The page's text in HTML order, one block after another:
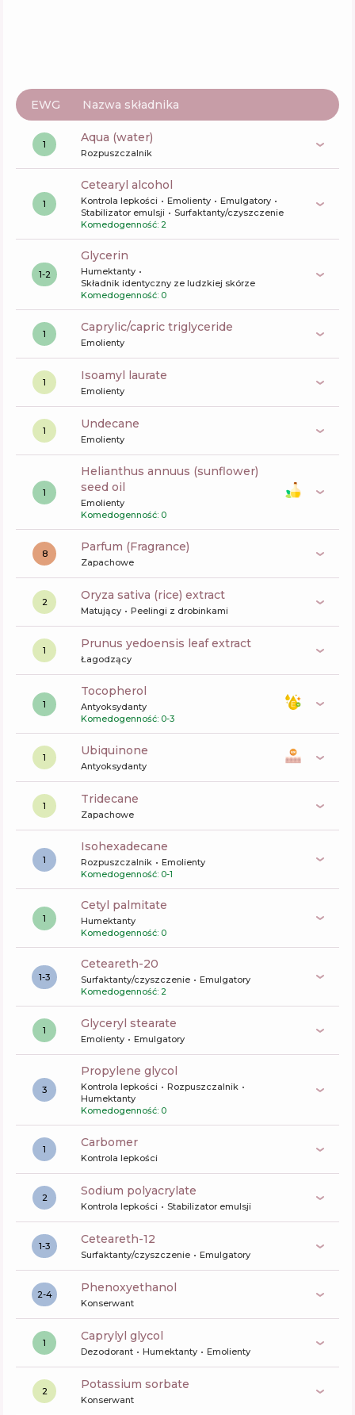
EWG Nazwa składnika
1 aqua (water)
Rozpuszczalnik
1
cetearyl alcohol
Kontrola lepkości Emolienty
Emulgatory
Stabilizator emulsji
Surfaktanty/czyszczenie
Komedogenność: 2
1-2
glycerin
Humektanty
Składnik identyczny ze ludzkiej skórze
Komedogenność: 0
1 caprylic/capric triglyceride
Emolienty
1 isoamyl laurate
Emolienty
1 undecane
Emolienty
1
helianthus annuus (sunflower)
seed oil
Emolienty
Komedogenność: 0
8 Parfum (Fragrance)
Zapachowe
2 oryza sativa (rice) extract
Matujący Peelingi z drobinkami
1 prunus yedoensis leaf extract
Łagodzący
1
tocopherol
Antyoksydanty
Komedogenność: 0-3
1 ubiquinone
Antyoksydanty
1 tridecane
Zapachowe
1
Isohexadecane
Rozpuszczalnik
Emolienty
Komedogenność: 0-1
1
cetyl palmitate
Humektanty
Komedogenność: 0
1-3
ceteareth-20
Surfaktanty/czyszczenie
Emulgatory
Komedogenność: 2
1 glyceryl stearate
Emolienty Emulgatory
3
propylene glycol
Kontrola lepkości
Rozpuszczalnik
Humektanty
Komedogenność: 0
1 carbomer
Kontrola lepkości
2 sodium polyacrylate
Kontrola lepkości Stabilizator emulsji
1-3 ceteareth-12
Surfaktanty/czyszczenie Emulgatory
2-4 phenoxyethanol
Konserwant
1 caprylyl glycol
Dezodorant Humektanty Emolienty
2 potassium sorbate
Konserwant